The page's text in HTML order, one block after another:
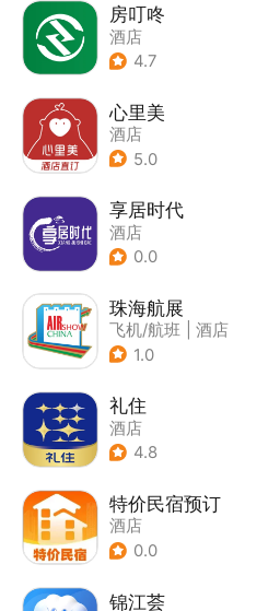
房叮咚
酒店
4.7
心里美
酒店
5.0
享居时代
酒店
0.0
珠海航展
飞机/航班
酒店
1.0
礼住
酒店
4.8
特价民宿预订
酒店
0.0
锦江荟